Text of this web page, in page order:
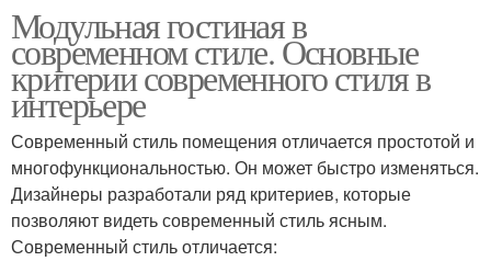
Модульная гостиная в
современном стиле. Основные
критерии современного стиля в
интерьере
Современный стиль помещения отличается простотой и
многофункциональностью. Он может быстро изменяться.
Дизайнеры разработали ряд критериев, которые
позволяют видеть современный стиль ясным.
Современный стиль отличается: